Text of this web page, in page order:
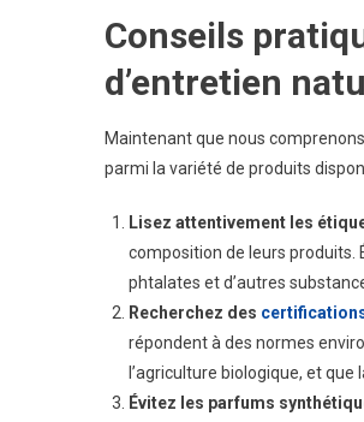
Conseils
d’entretien
Maintenant que nous
parmi la variété de produits
Lisez attentivement les
composition de leurs produits.
phtalates et d’autres
Recherchez des
répondent à des normes
l’agriculture biologique, et
Évitez les parfums